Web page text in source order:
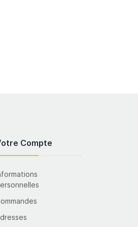
Compte